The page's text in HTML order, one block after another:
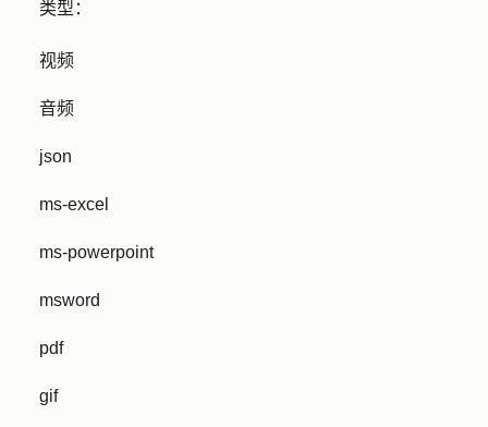
类型：
视频
音频
json
ms-excel
ms-powerpoint
msword
pdf
gif